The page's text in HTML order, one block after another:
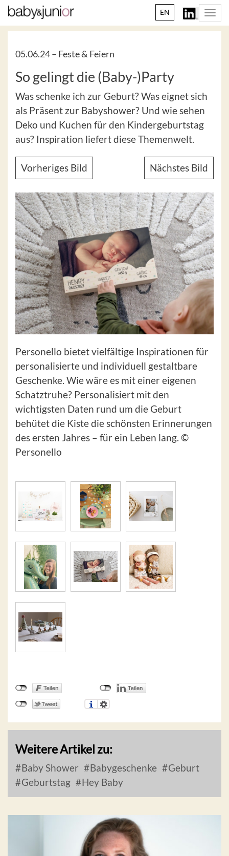
EN
05.06.24 – Feste & Feiern
So gelingt die (Baby-)Party
Was schenke ich zur Geburt? Was eignet sich
als Präsent zur Babyshower? Und wie sehen
Deko und Kuchen für den Kindergeburtstag
aus? Inspiration liefert diese Themenwelt.
Vorheriges Bild Nächstes Bild
Personello bietet vielfältige Inspirationen für
personalisierte und individuell gestaltbare
Geschenke. Wie wäre es mit einer eigenen
Schatztruhe? Personalisiert mit den
wichtigsten Daten rund um die Geburt
behütet die Kiste die schönsten Erinnerungen
des ersten Jahres – für ein Leben lang. ©
Personello
Weitere Artikel zu:
Baby Shower Babygeschenke
Geburt
Geburtstag
Hey Baby